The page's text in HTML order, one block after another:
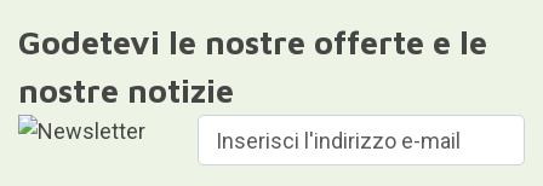
Godetevi le nostre offerte e le
nostre notizie